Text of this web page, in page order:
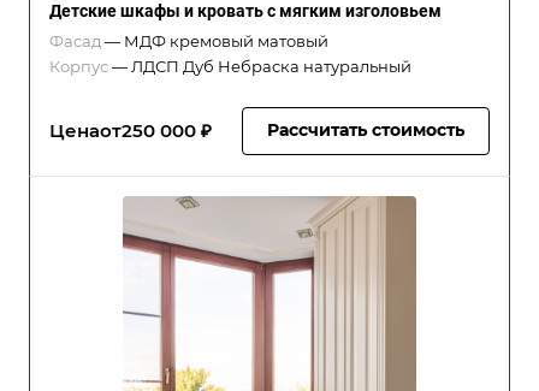
Детские шкафы и кровать с мягким изголовьем
Фасад — МДФ кремовый матовый
Корпус— ЛДСП Дуб Небраска натуральный
Ценаот250 000 ₽ Рассчитать стоимость